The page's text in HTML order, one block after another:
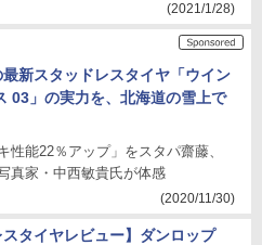
(2021/1/28)
新スタッドレスタイヤ「ウイン
03」の実力を、北海道の雪上で
性能22％アップ」をスタパ齋藤、
真家・中西敏貴氏が体感
(2020/11/30)
スタイヤレビュー】ダンロップ